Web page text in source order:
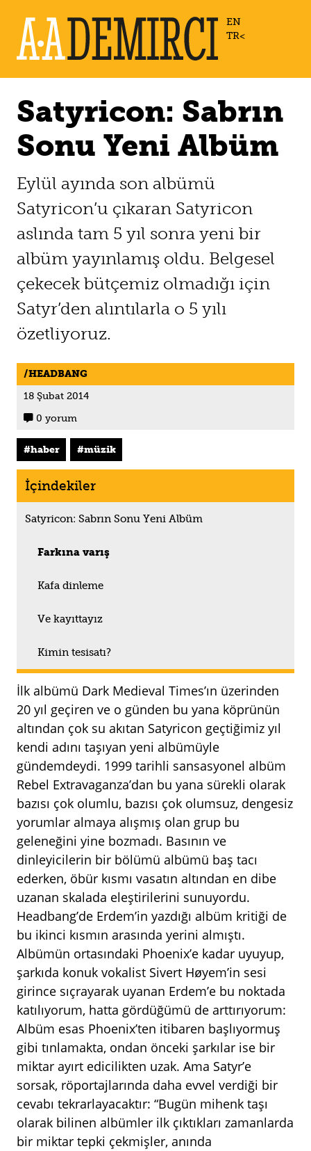
EN
TR
Satyricon: Sabrın
Sonu Yeni Albüm
Eylül ayında son albümü
Satyricon’u çıkaran Satyricon
aslında tam 5 yıl sonra yeni bir
albüm yayınlamış oldu. Belgesel
çekecek bütçemiz olmadığı için
Satyr’den alıntılarla o 5 yılı
özetliyoruz.
HEADBANG
18 Şubat 2014
0 yorum
haber müzik
İçindekiler
Satyricon: Sabrın Sonu Yeni Albüm
Farkına varış
Kafa dinleme
Ve kayıttayız
Kimin tesisatı?
İlk albümü Dark Medieval Times’ın üzerinden
20 yıl geçiren ve o günden bu yana köprünün
altından çok su akıtan Satyricon geçtiğimiz yıl
kendi adını taşıyan yeni albümüyle
gündemdeydi. 1999 tarihli sansasyonel albüm
Rebel Extravaganza’dan bu yana sürekli olarak
bazısı çok olumlu, bazısı çok olumsuz, dengesiz
yorumlar almaya alışmış olan grup bu
geleneğini yine bozmadı. Basının ve
dinleyicilerin bir bölümü albümü baş tacı
ederken, öbür kısmı vasatın altından en dibe
uzanan skalada eleştirilerini sunuyordu.
Headbang’de Erdem’in yazdığı albüm kritiği de
bu ikinci kısmın arasında yerini almıştı.
Albümün ortasındaki Phoenix’e kadar uyuyup,
şarkıda konuk vokalist Sivert Høyem’in sesi
girince sıçrayarak uyanan Erdem’e bu noktada
katılıyorum, hatta gördüğümü de arttırıyorum:
Albüm esas Phoenix’ten itibaren başlıyormuş
gibi tınlamakta, ondan önceki şarkılar ise bir
miktar ayırt edicilikten uzak. Ama Satyr’e
sorsak, röportajlarında daha evvel verdiği bir
cevabı tekrarlayacaktır: “Bugün mihenk taşı
olarak bilinen albümler ilk çıktıkları zamanlarda
bir miktar tepki çekmişler, anında